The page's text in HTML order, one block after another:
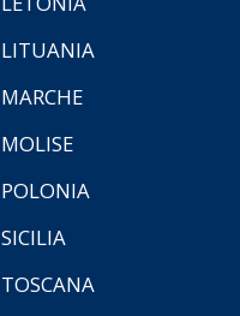
LITUANIA
MARCHE
MOLISE
POLONIA
SICILIA
TOSCANA